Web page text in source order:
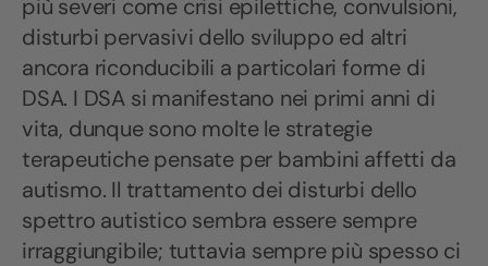
più severi come crisi epilettiche, convulsioni,
disturbi pervasivi dello sviluppo ed altri
ancora riconducibili a particolari forme di
DSA. I DSA si manifestano nei primi anni di
vita, dunque sono molte le strategie
terapeutiche pensate per bambini affetti da
autismo. Il trattamento dei disturbi dello
spettro autistico sembra essere sempre
irraggiungibile; tuttavia sempre più spesso ci